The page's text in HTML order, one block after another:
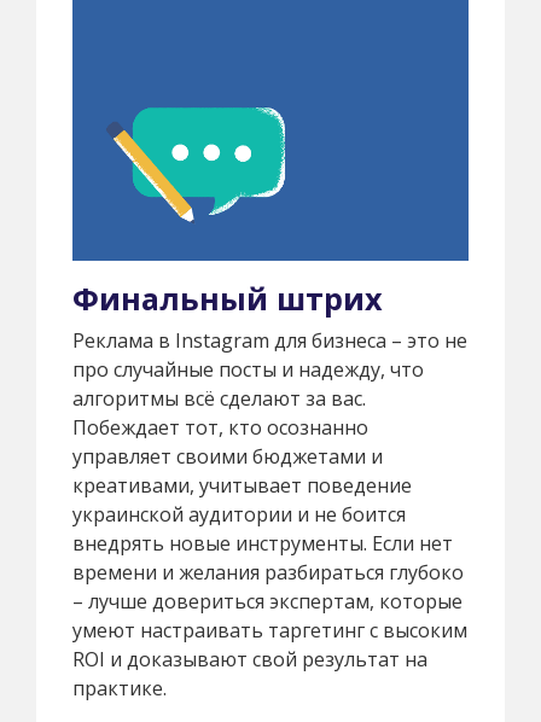
Финальный штрих
Реклама в Instagram для бизнеса – это не
про случайные посты и надежду, что
алгоритмы всё сделают за вас.
Побеждает тот, кто осознанно
управляет своими бюджетами и
креативами, учитывает поведение
украинской аудитории и не боится
внедрять новые инструменты. Если нет
времени и желания разбираться глубоко
– лучше довериться экспертам, которые
умеют настраивать таргетинг с высоким
ROI и доказывают свой результат на
практике.